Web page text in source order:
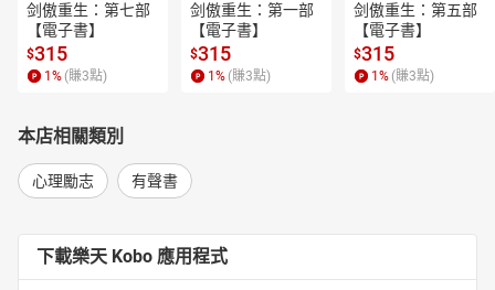
剑傲重生：第七部
【電子書】
$315
1 % (賺3點)
剑傲重生：第一部
【電子書】
$315
1 % (賺3點)
剑傲重生：第五部
【電子書】
$315
1 % (賺3點)
本店相關類別
心理勵志 有聲書
下載樂天 Kobo 應用程式